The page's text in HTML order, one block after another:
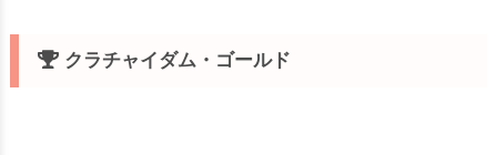
クラチャイダム・ゴールド